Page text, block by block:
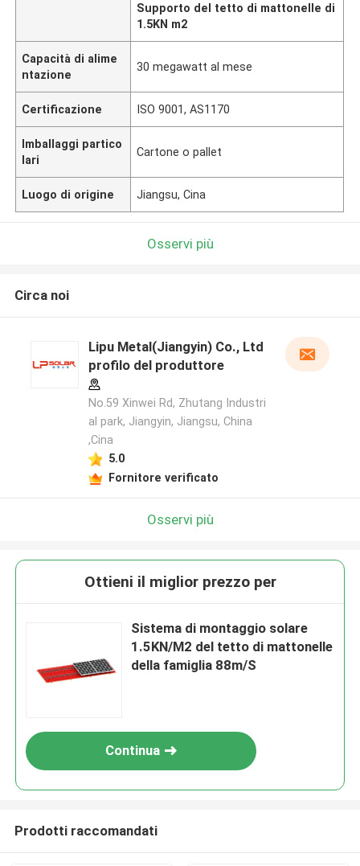
Supporto del tetto di mattonelle di
1.5KN m2
Capacità di alime
ntazione
30 megawatt al mese
Certificazione ISO 9001, AS1170
Imballaggi partico
lari
Cartone o pallet
Luogo di origine Jiangsu, Cina
Osservi più
Circa noi
Lipu Metal(Jiangyin) Co., Ltd
profilo del produttore
No.59 Xinwei Rd, Zhutang Industri
al park, Jiangyin, Jiangsu, China
,Cina
5.0
Fornitore verificato
Osservi più
Ottieni il miglior prezzo per
Sistema di montaggio solare
1.5KN/M2 del tetto di mattonelle
della famiglia 88m/S
Continua
Prodotti raccomandati